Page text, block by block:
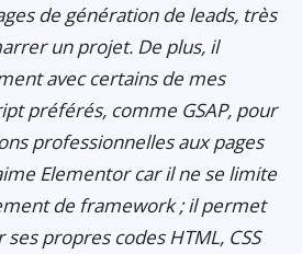
de génération de leads, très
un projet. De plus, il
avec certains de mes
préférés, comme GSAP, pour
professionnelles aux pages
Elementor car il ne se limite
de framework ; il permet
propres codes HTML, CSS